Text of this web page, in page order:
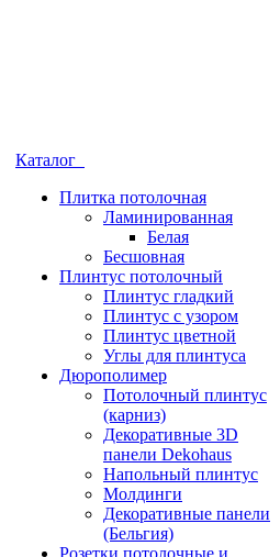
Каталог
Плитка потолочная
Ламинированная
Белая
Бесшовная
Плинтус потолочный
Плинтус гладкий
Плинтус с узором
Плинтус цветной
Углы для плинтуса
Дюрополимер
Потолочный плинтус
(карниз)
Декоративные 3D
панели Dekohaus
Напольный плинтус
Молдинги
Декоративные панели
(Бельгия)
Розетки потолочные и